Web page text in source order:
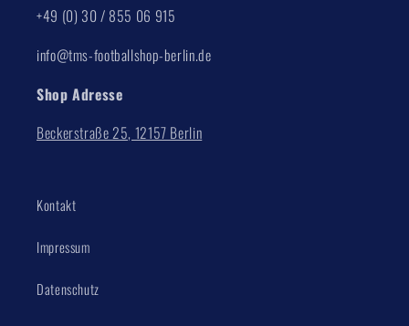
+49 (0) 30 / 855 06 915
info@tms-footballshop-berlin.de
Shop Adresse
Beckerstraße 25, 12157 Berlin
Kontakt
Impressum
Datenschutz